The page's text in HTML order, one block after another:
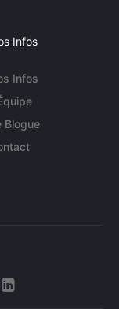
Infos
Infos
Blogue